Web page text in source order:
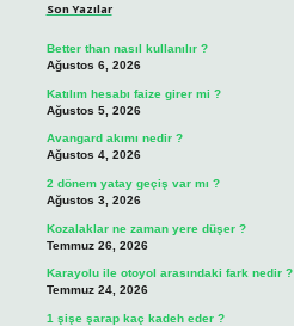
Son Yazılar
Better than nasıl kullanılır ?
Ağustos 6, 2026
Katılım hesabı faize girer mi ?
Ağustos 5, 2026
Avangard akımı nedir ?
Ağustos 4, 2026
2 dönem yatay geçiş var mı ?
Ağustos 3, 2026
Kozalaklar ne zaman yere düşer ?
Temmuz 26, 2026
Karayolu ile otoyol arasındaki fark nedir ?
Temmuz 24, 2026
1 şişe şarap kaç kadeh eder ?